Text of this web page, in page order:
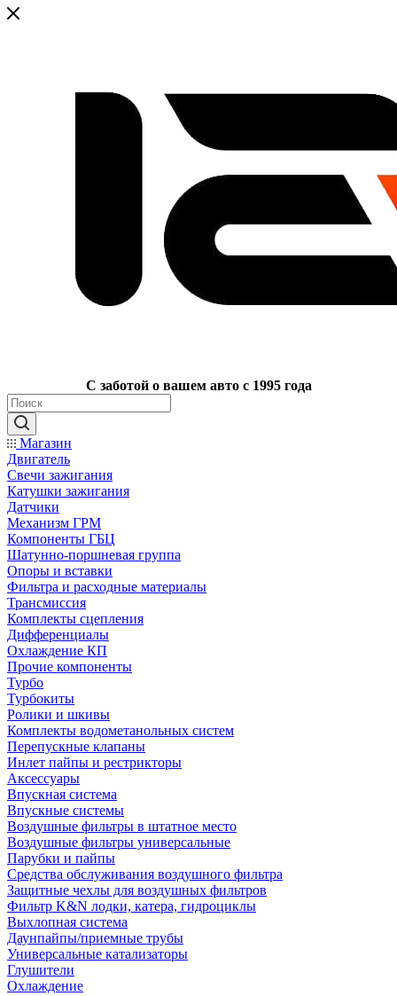
C заботой о вашем авто с 1995 года
Магазин
Двигатель
Свечи зажигания
Катушки зажигания
Датчики
Механизм ГРМ
Компоненты ГБЦ
Шатунно-поршневая группа
Опоры и вставки
Фильтра и расходные материалы
Трансмиссия
Комплекты сцепления
Дифференциалы
Охлаждение КП
Прочие компоненты
Турбо
Турбокиты
Ролики и шкивы
Комплекты водометанольных систем
Перепускные клапаны
Инлет пайпы и рестрикторы
Аксессуары
Впускная система
Впускные системы
Воздушные фильтры в штатное место
Воздушные фильтры универсальные
Парубки и пайпы
Средства обслуживания воздушного фильтра
Защитные чехлы для воздушных фильтров
Фильтр K&N лодки, катера, гидроциклы
Выхлопная система
Даунпайпы/приемные трубы
Универсальные катализаторы
Глушители
Охлаждение